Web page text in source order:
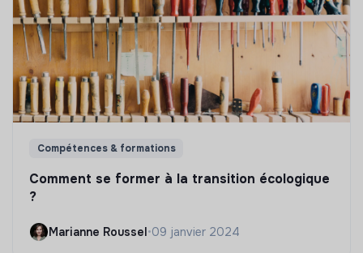
Compétences & formations
Comment se former à la transition écologique
?
Marianne Roussel•09 janvier 2024